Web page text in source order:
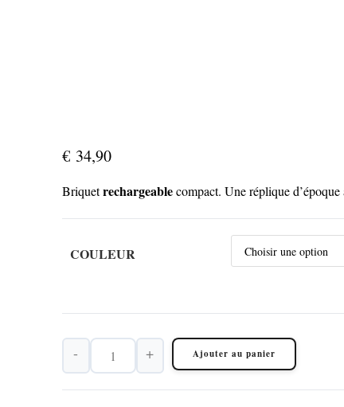
€34,90
Briquetrechargeablecompact. Une réplique d’époque
COULEUR
- + Ajouter au panier